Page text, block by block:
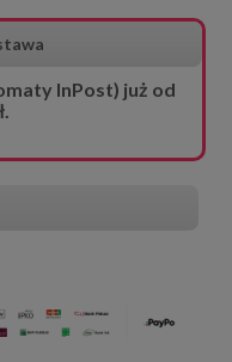
InPost) już od